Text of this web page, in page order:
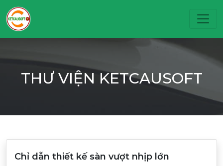
THƯ VIỆN KETCAUSOFT
Chỉ dẫn thiết kế sàn vượt nhịp lớn